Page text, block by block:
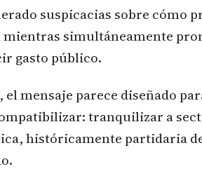
suspicacias sobre cómo
simultáneamente
gasto público.
el mensaje parece diseñado
tranquilizar a
históricamente partidaria